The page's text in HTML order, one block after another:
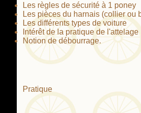
Les règles de sécurité à 1 poney
Les pièces du harnais (collier ou
Les différents types de voiture
Intérêt de la pratique de l'attelage
Notion de débourrage.
Pratique